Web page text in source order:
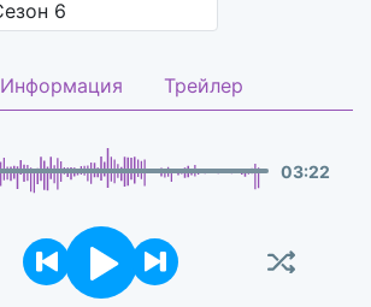
Информация Трейлер
03:22